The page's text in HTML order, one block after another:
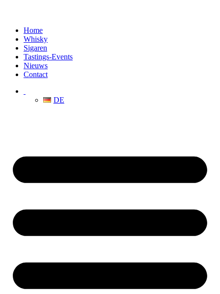
Home
Whisky
Sigaren
Tastings-Events
Nieuws
Contact
DE